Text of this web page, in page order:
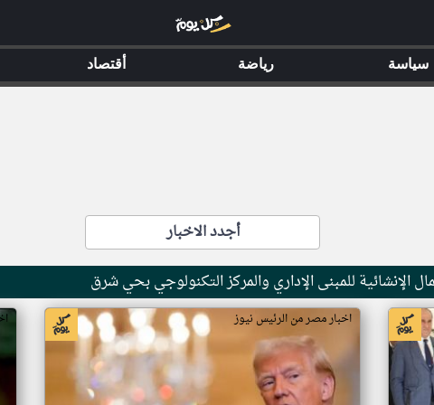
أجدد الاخبار
الإنشائية للمبنى الإداري والمركز التكنولوجي بحي شرق
اخبار مصر من الرئيس نيوز
سياسة رياضة أقتصاد